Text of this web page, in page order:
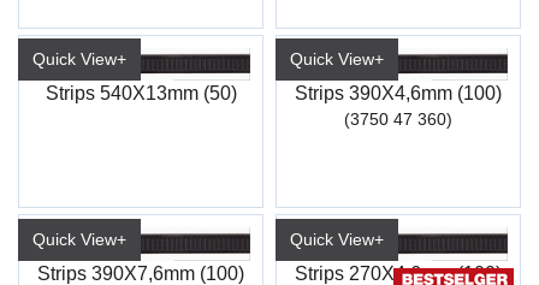
Quick View+
Strips 540X13mm (50)
Quick View+
Strips 390X4,6mm (100)
(3750 47 360)
Quick View+
Strips 390X7,6mm (100)
Quick View+
Strips 270X4,6mm (100)